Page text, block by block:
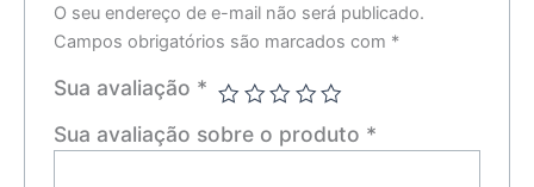
O seu endereço de e-mail não será publicado.
Campos obrigatórios são marcados com *
Sua avaliação *
Sua avaliação sobre o produto *